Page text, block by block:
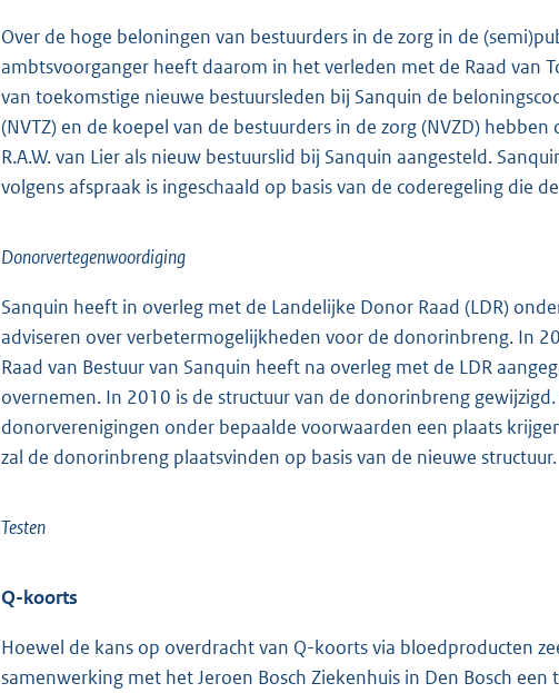
Over de hoge beloningen van bestuurders in de zorg in de
ambtsvoorganger heeft daarom in het verleden met de Raad van
van toekomstige nieuwe bestuursleden bij Sanquin de
(NVTZ) en de koepel van de bestuurders in de zorg (NVZD)
R.A.W. van Lier als nieuw bestuurslid bij Sanquin aangesteld.
volgens afspraak is ingeschaald op basis van de coderegeling die
Donorvertegenwoordiging
Sanquin heeft in overleg met de Landelijke Donor Raad (LDR)
adviseren over verbetermogelijkheden voor de donorinbreng. In
Raad van Bestuur van Sanquin heeft na overleg met de LDR
overnemen. In 2010 is de structuur van de donorinbreng
donorverenigingen onder bepaalde voorwaarden een plaats
zal de donorinbreng plaatsvinden op basis van de nieuwe structuur.
Testen
Q-koorts
Hoewel de kans op overdracht van Q-koorts via bloedproducten
samenwerking met het Jeroen Bosch Ziekenhuis in Den Bosch